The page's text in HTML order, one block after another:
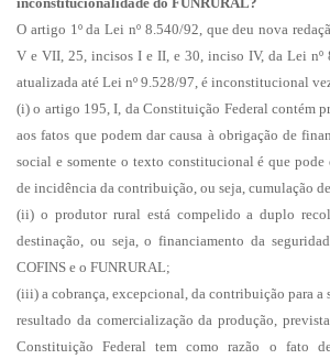
O artigo 1º da Lei nº 8.540/92, que deu nova
V e VII, 25, incisos I e II, e 30, inciso IV, da Lei nº
atualizada até Lei nº 9.528/97, é inconstitucional
(i) o artigo 195, I, da Constituição Federal contém
aos fatos que podem dar causa à obrigação de
social e somente o texto constitucional é que
de incidência da contribuição, ou seja, cumulação
(ii) o produtor rural está compelido a duplo
destinação, ou seja, o financiamento da
COFINS e o FUNRURAL;
(iii) a cobrança, excepcional, da contribuição para a
resultado da comercialização da produção,
Constituição Federal tem como razão o fato